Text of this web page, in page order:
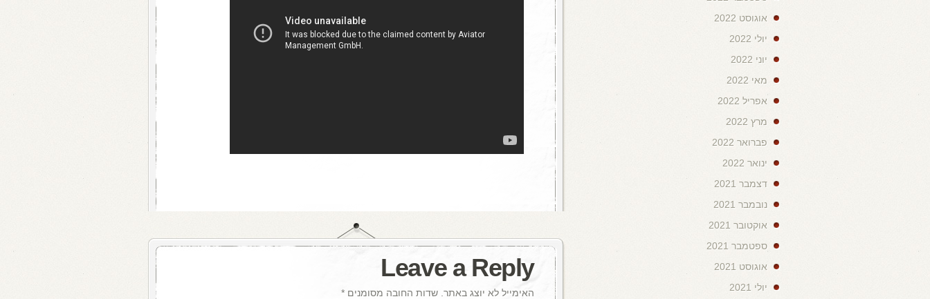
Leave a Reply
האימייל לא יוצג באתר. שדות החובה מסומנים *
אוגוסט 2022
יולי 2022
יוני 2022
מאי 2022
אפריל 2022
מרץ 2022
פברואר 2022
ינואר 2022
דצמבר 2021
נובמבר 2021
אוקטובר 2021
ספטמבר 2021
אוגוסט 2021
יולי 2021